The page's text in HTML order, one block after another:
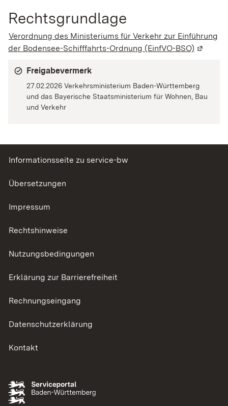
Rechtsgrundlage
Verordnung des Ministeriums für Verkehr zur Einführung
der Bodensee-Schifffahrts-Ordnung (EinfVO-BSO) (Wird
Freigabevermerk
27.02.2026 Verkehrsministerium Baden-Württemberg
und das Bayerische Staatsministerium für Wohnen, Bau
und Verkehr
Informationsseite zu service-bw
Übersetzungen
Impressum
Rechtshinweise
Nutzungsbedingungen
Erklärung zur Barrierefreiheit
Rechnungseingang
Datenschutzerklärung
Kontakt